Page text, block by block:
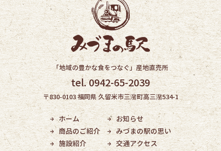
「地域の豊かな食をつなぐ」産地直売所
tel. 0942-65-2039
〒830-0103 福岡県 久留米市三潴町高三潴534-1
ホーム
商品のご紹介
施設紹介
お知らせ
みづまの駅の思い
交通アクセス